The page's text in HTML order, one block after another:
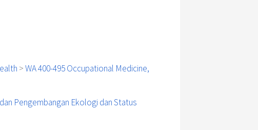
>WA 400-495 Occupational Medicine,
Pengembangan Ekologi dan Status